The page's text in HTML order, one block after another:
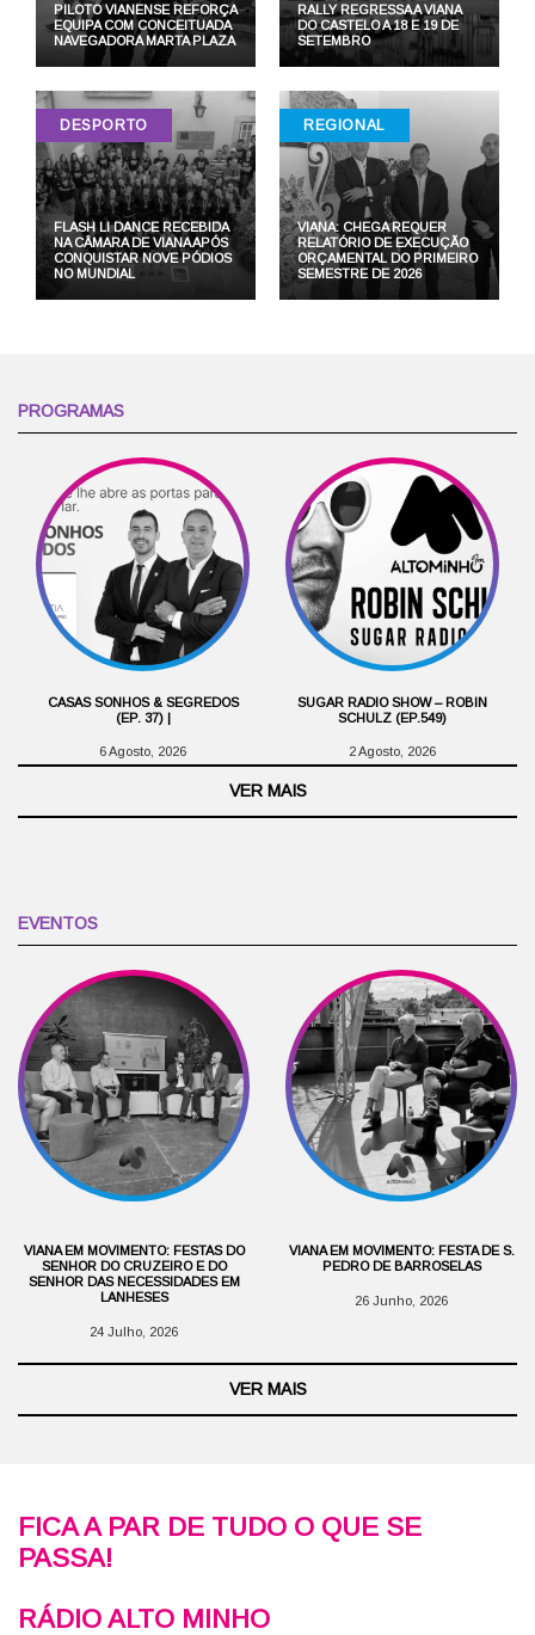
PILOTO VIANENSE REFORÇA
EQUIPA COM CONCEITUADA
NAVEGADORA MARTA PLAZA
RALLY REGRESSA A VIANA
DO CASTELO A 18 E 19 DE
SETEMBRO
DESPORTO
FLASH LI DANCE RECEBIDA
NA CÂMARA DE VIANA APÓS
CONQUISTAR NOVE PÓDIOS
NO MUNDIAL
REGIONAL
VIANA: CHEGA REQUER
RELATÓRIO DE EXECUÇÃO
ORÇAMENTAL DO PRIMEIRO
SEMESTRE DE 2026
PROGRAMAS
CASAS SONHOS & SEGREDOS
(EP. 37) |
6 Agosto, 2026
SUGAR RADIO SHOW – ROBIN
SCHULZ (EP.549)
2 Agosto, 2026
VER MAIS
EVENTOS
VIANA EM MOVIMENTO: FESTAS DO
SENHOR DO CRUZEIRO E DO
SENHOR DAS NECESSIDADES EM
LANHESES
24 Julho, 2026
VIANA EM MOVIMENTO: FESTA DE S.
PEDRO DE BARROSELAS
26 Junho, 2026
VER MAIS
FICA A PAR DE TUDO O QUE SE
PASSA!
RÁDIO ALTO MINHO